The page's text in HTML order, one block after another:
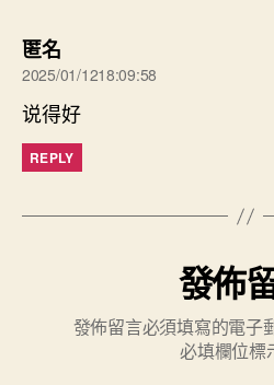
匿名表
示:
2025/01/1218:09:58
说得好
REPLY
發佈
發佈留言必須填寫的電子
必填欄位標